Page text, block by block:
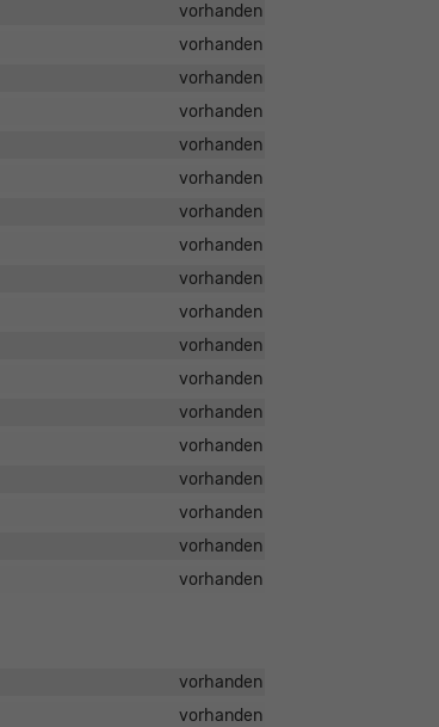
vorhanden
vorhanden
vorhanden
vorhanden
vorhanden
vorhanden
vorhanden
vorhanden
vorhanden
vorhanden
vorhanden
vorhanden
vorhanden
vorhanden
vorhanden
vorhanden
vorhanden
vorhanden
vorhanden
vorhanden